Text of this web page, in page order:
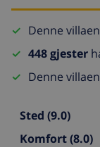
Denne
448 gjester
Denne
Sted (9.0)
Komfort(8.0)